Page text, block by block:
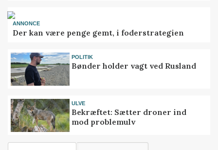
ANNONCE
Der kan være penge gemt, i foderstrategien
POLITIK
Bønder holder vagt ved Rusland
ULVE
Bekræftet: Sætter droner ind
mod problemulv